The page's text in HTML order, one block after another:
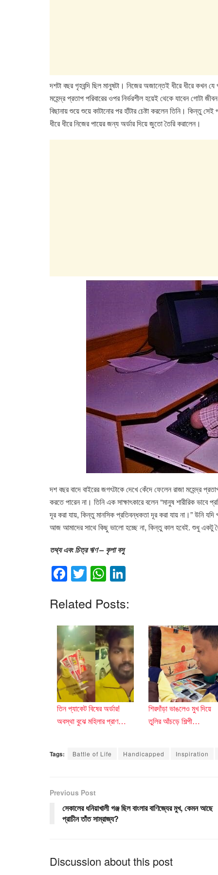
দশটা বছর গৃহবন্দি ছিল মানুষটা। নিজের অজান্তেই ধীরে ধীরে কখন
মহেন্দ্র প্রতাপ পরিবারের ওপর নির্ভরশীল হয়েই থেকে যাবেন গোটা
বিছানায় শুয়ে শুয়ে কাটানোর পর হাঁটার চেষ্টা করলেন তিনি। কিন্তু
ধীরে ধীরে নিজের পায়ের জন্য অর্ডার দিয়ে জুতো তৈরি করালেন।
দশ বছর বাদে বাইরের জগৎটাকে দেখে কেঁদে ফেলেন রাজা মহেন্দ্র
করতে পারেন না। তিনি এক সাক্ষাৎকারে বলেন “মানুষ শারীরিক ভাবে
দূর করা যায়, কিন্তু মানসিক প্রতিবন্ধকতা দূর করা যায় না।” উনি
আজ আমাদের সাথে কিছু ভালো হচ্ছে না, কিন্তু কাল হবেই. শুধু একটু
তথ্য এবং চিত্র ঋণ – কৃপা বসু
F
c
e
b
o
o
k
T
tt
er
W
at
s
A
p
p
k
e
dI
n
Related Posts:
তিন প্যাকেট বিষের অর্ডার!
অবস্থা বুঝে মহিলার প্রাণ…
শিরদাঁড়া ভাঙলেও মুখ দিয়ে
তুলির আঁচড়ে শিল্পী…
Tags: Battle of Life Handicapped Inspiration
Previous Post
সেকালের ধনিয়াখালী গঞ্জ ছিল বাংলার বাণিজ্যের মুখ, কেমন আছে
প্রাচীন তাঁত সাম্রাজ্য?
Discussion about this post